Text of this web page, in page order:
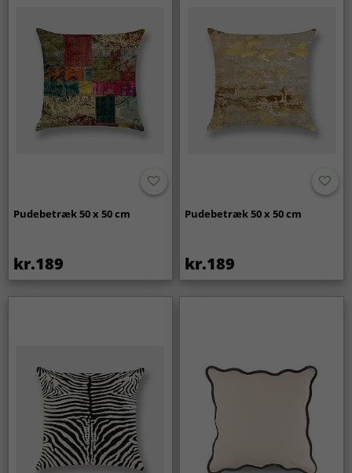
Pudebetræk 50 x 50 cm
kr.189
Pudebetræk 50 x 50 cm
kr.189